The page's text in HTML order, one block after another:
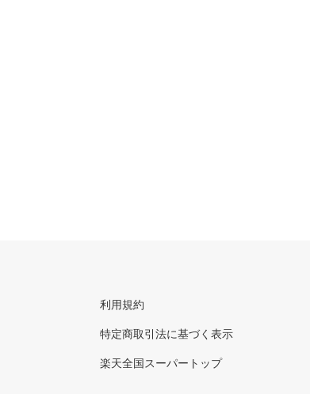
利用規約
特定商取引法に基づく表示
楽天全国スーパートップ